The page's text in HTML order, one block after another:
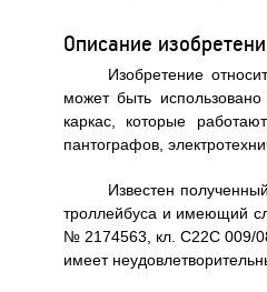
Описание
Изобретение
может быть
каркас, которые
пантографов,
Известен
троллейбуса и имеющий
№ 2174563, кл. С22С 009/
имеет